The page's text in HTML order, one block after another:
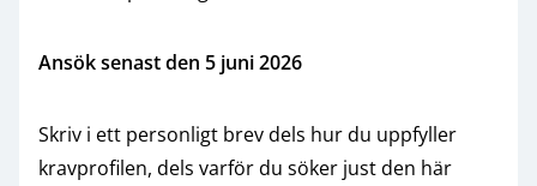
Ansök senast den 5 juni 2026
Skriv i ett personligt brev dels hur du uppfyller
kravprofilen, dels varför du söker just den här